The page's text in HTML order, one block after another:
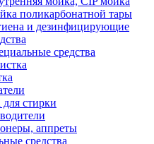
поликарбонатной тары
и дезинфицирующие
средства
для стирки
аппреты
средства